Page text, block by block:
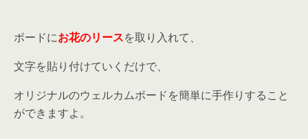
ボードにお花のリースを取り入れて、
文字を貼り付けていくだけで、
オリジナルのウェルカムボードを簡単に手作りすること
ができますよ。